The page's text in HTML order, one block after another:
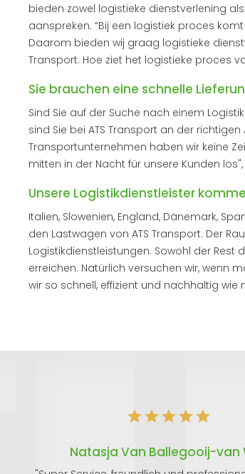
bieden zowel logistieke dienstverlening
aanspreken. “Bij een logistiek proces
Daarom bieden wij graag logistieke
Transport. Hoe ziet het logistieke proces
Sie brauchen eine schnelle
Sind Sie auf der Suche nach einem
sind Sie bei ATS Transport an der
Transportunternehmen haben wir keine
mitten in der Nacht für unsere Kunden
Unsere Logistikdienstleister
Italien, Slowenien, England, Dänemark,
den Lastwagen von ATS Transport. Der
Logistikdienstleistungen. Sowohl der
erreichen. Natürlich versuchen wir, wenn
wir so schnell, effizient und nachhaltig wie
Natasja Van Ballegooij-van